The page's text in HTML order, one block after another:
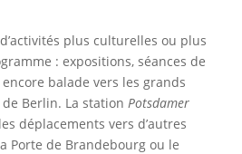
plus culturelles ou plus
: expositions, séances de
balade vers les grands
Berlin. La station Potsdamer
déplacements vers d’autres
Porte de Brandebourg ou le